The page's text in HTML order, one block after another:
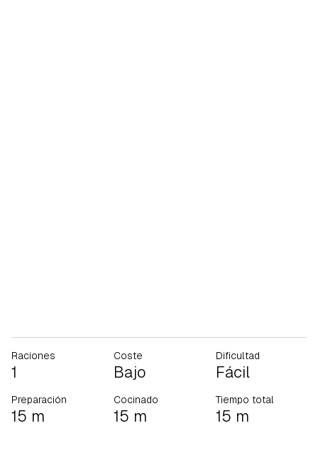
Raciones
1
Coste
Bajo
Dificultad
Fácil
Preparación
15 m
Cocinado
15 m
Tiempo total
15 m